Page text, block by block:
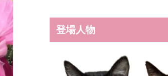
登場人物